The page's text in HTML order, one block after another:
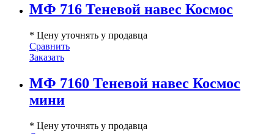
МФ 716 Теневой навес Космос
* Цену уточнять у продавца
Сравнить
Заказать
МФ 7160 Теневой навес Космос
мини
* Цену уточнять у продавца